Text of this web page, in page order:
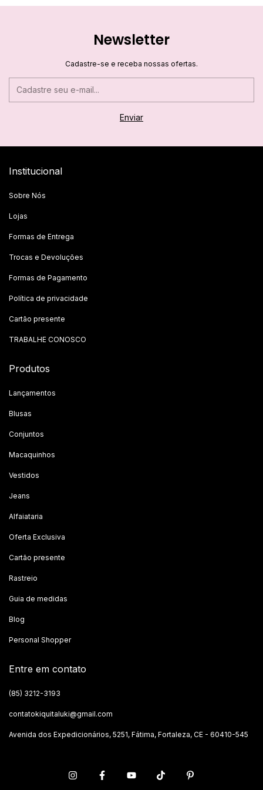
Newsletter
Cadastre-se e receba nossas ofertas.
Institucional
Sobre Nós
Lojas
Formas de Entrega
Trocas e Devoluções
Formas de Pagamento
Política de privacidade
Cartão presente
TRABALHE CONOSCO
Produtos
Lançamentos
Blusas
Conjuntos
Macaquinhos
Vestidos
Jeans
Alfaiataria
Oferta Exclusiva
Cartão presente
Rastreio
Guia de medidas
Blog
Personal Shopper
Entre em contato
(85) 3212-3193
contatokiquitaluki@gmail.com
Avenida dos Expedicionários, 5251, Fátima, Fortaleza, CE - 60410-545